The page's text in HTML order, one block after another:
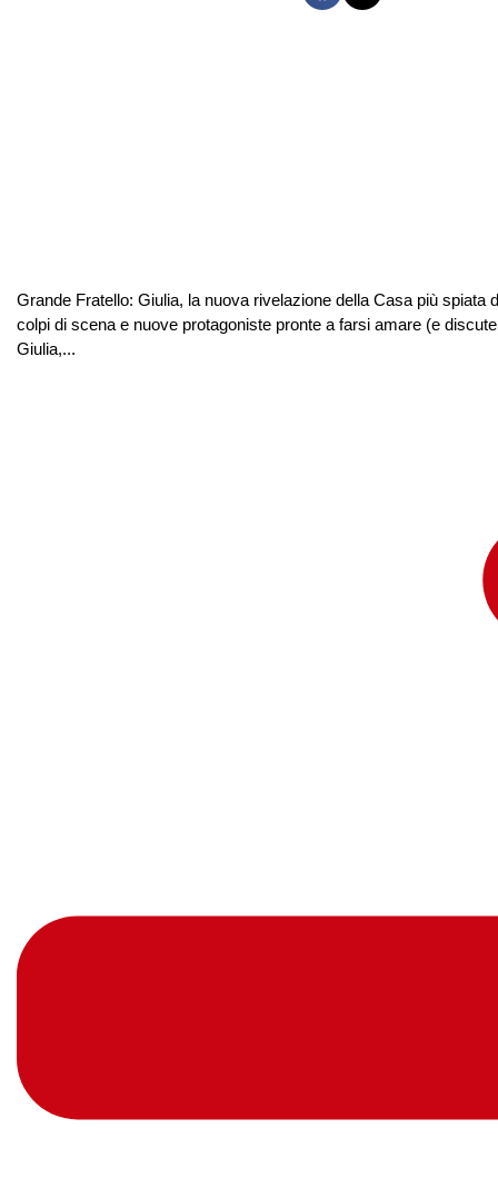
Grande Fratello: Giulia, la nuova rivelazione della Casa più spiata
colpi di scena e nuove protagoniste pronte a farsi amare (e
Giulia,...